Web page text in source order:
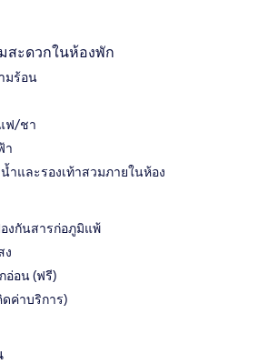
สะดวกในห้องพัก
มร้อน
ฟ/ชา
า
ำและรองเท้าสวมภายในห้อง
งกันสารก่อภูมิแพ้
ง
อ่อน (ฟรี)
ดค่าบริการ)